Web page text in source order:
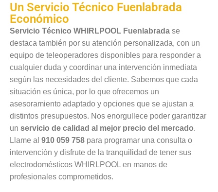
Un Servicio Técnico Fuenlabrada
Económico
Servicio Técnico WHIRLPOOL Fuenlabrada se
destaca también por su atención personalizada, con un
equipo de teleoperadores disponibles para responder a
cualquier duda y coordinar una intervención inmediata
según las necesidades del cliente. Sabemos que cada
situación es única, por lo que ofrecemos un
asesoramiento adaptado y opciones que se ajustan a
distintos presupuestos. Nos enorgullece poder garantizar
un servicio de calidad al mejor precio del mercado.
Llame al 910 059 758 para programar una consulta o
intervención y disfrute de la tranquilidad de tener sus
electrodomésticos WHIRLPOOL en manos de
profesionales comprometidos.